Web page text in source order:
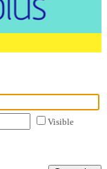
Visible